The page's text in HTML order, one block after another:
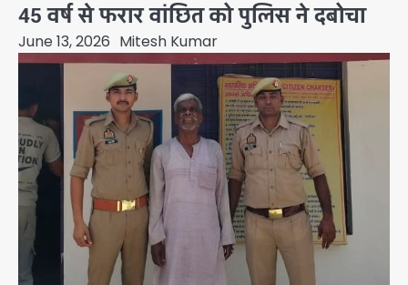
45 वर्ष से फरार वांछित को पुलिस ने दबोचा
June 13, 2026 Mitesh Kumar